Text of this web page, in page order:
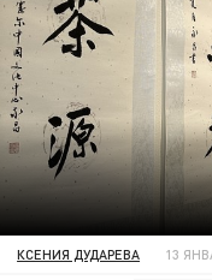
КСЕНИЯ ДУДАРЕВА 13